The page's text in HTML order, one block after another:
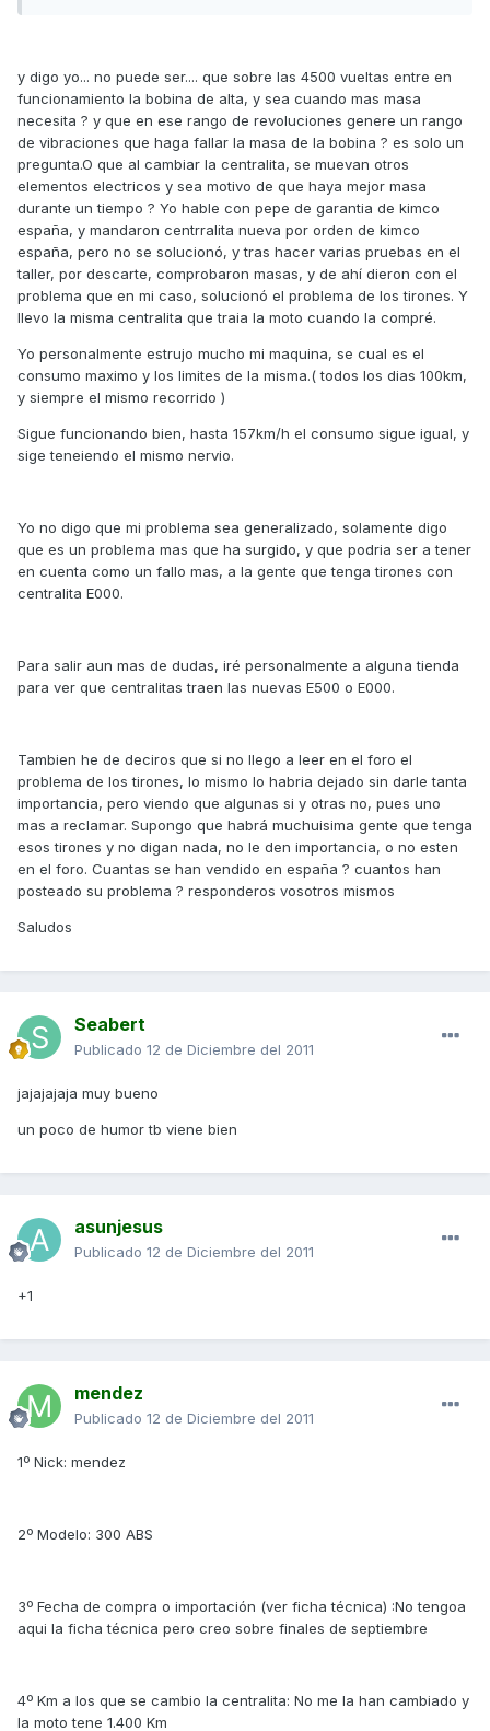
y digo yo... no puede ser.... que sobre las 4500 vueltas entre en
funcionamiento la bobina de alta, y sea cuando mas masa
necesita ? y que en ese rango de revoluciones genere un rango
de vibraciones que haga fallar la masa de la bobina ? es solo un
pregunta.O que al cambiar la centralita, se muevan otros
elementos electricos y sea motivo de que haya mejor masa
durante un tiempo ? Yo hable con pepe de garantia de kimco
españa, y mandaron centrralita nueva por orden de kimco
españa, pero no se solucionó, y tras hacer varias pruebas en el
taller, por descarte, comprobaron masas, y de ahí dieron con el
problema que en mi caso, solucionó el problema de los tirones. Y
llevo la misma centralita que traia la moto cuando la compré.
Yo personalmente estrujo mucho mi maquina, se cual es el
consumo maximo y los limites de la misma.( todos los dias 100km,
y siempre el mismo recorrido )
Sigue funcionando bien, hasta 157km/h el consumo sigue igual, y
sige teneiendo el mismo nervio.
Yo no digo que mi problema sea generalizado, solamente digo
que es un problema mas que ha surgido, y que podria ser a tener
en cuenta como un fallo mas, a la gente que tenga tirones con
centralita E000.
Para salir aun mas de dudas, iré personalmente a alguna tienda
para ver que centralitas traen las nuevas E500 o E000.
Tambien he de deciros que si no llego a leer en el foro el
problema de los tirones, lo mismo lo habria dejado sin darle tanta
importancia, pero viendo que algunas si y otras no, pues uno
mas a reclamar. Supongo que habrá muchuisima gente que tenga
esos tirones y no digan nada, no le den importancia, o no esten
en el foro. Cuantas se han vendido en españa ? cuantos han
posteado su problema ? responderos vosotros mismos
Saludos
Seabert
Publicado 12 de Diciembre del 2011
jajajajaja muy bueno
un poco de humor tb viene bien
asunjesus
Publicado 12 de Diciembre del 2011
+1
mendez
Publicado 12 de Diciembre del 2011
1º Nick: mendez
2º Modelo: 300 ABS
3º Fecha de compra o importación (ver ficha técnica) :No tengoa
aqui la ficha técnica pero creo sobre finales de septiembre
4º Km a los que se cambio la centralita: No me la han cambiado y
la moto tene 1.400 Km